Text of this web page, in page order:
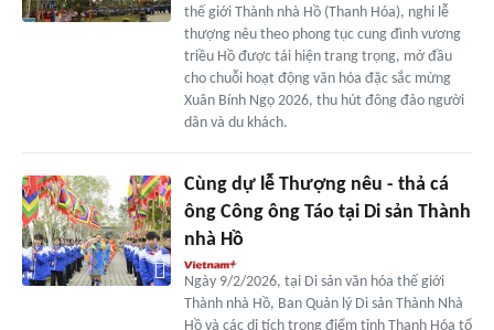
thế giới Thành nhà Hồ (Thanh Hóa), nghi lễ
thượng nêu theo phong tục cung đình vương
triều Hồ được tái hiện trang trọng, mở đầu
cho chuỗi hoạt động văn hóa đặc sắc mừng
Xuân Bính Ngọ 2026, thu hút đông đảo người
dân và du khách.
Cùng dự lễ Thượng nêu - thả cá
ông Công ông Táo tại Di sản Thành
nhà Hồ
Ngày 9/2/2026, tại Di sản văn hóa thế giới
Thành nhà Hồ, Ban Quản lý Di sản Thành Nhà
Hồ và các di tích trọng điểm tỉnh Thanh Hóa tổ